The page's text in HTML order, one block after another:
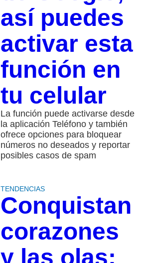
así puedes
activar esta
función en
tu celular
La función puede activarse desde
la aplicación Teléfono y también
ofrece opciones para bloquear
números no deseados y reportar
posibles casos de spam
TENDENCIAS
Conquistan
corazones
y las olas: